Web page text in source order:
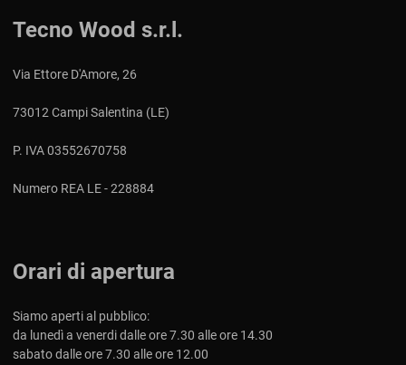
Tecno Wood s.r.l.
Via Ettore D'Amore, 26
73012 Campi Salentina (LE)
P. IVA 03552670758
Numero REA LE - 228884
Orari di apertura
Siamo aperti al pubblico:
da lunedì a venerdi dalle ore 7.30 alle ore 14.30
sabato dalle ore 7.30 alle ore 12.00